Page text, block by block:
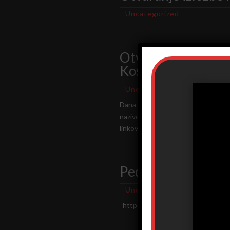
Uncategorized
Otvaranje izložbe
Kosovu i Metohiji
Uncategorized
Dana 1. marta 2023. godine, u 19
nazivom "SRETENjSKI USTAV",
linkovima...
Pedagoški muzej
Uncategorized
https://www.youtube.com/